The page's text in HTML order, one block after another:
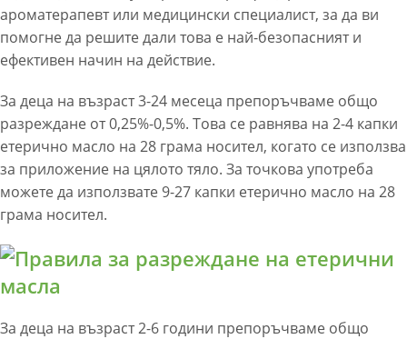
ароматерапевт или медицински специалист, за да ви
помогне да решите дали това е най-безопасният и
ефективен начин на действие.
За деца на възраст 3-24 месеца препоръчваме общо
разреждане от 0,25%-0,5%. Това се равнява на 2-4 капки
етерично масло на 28 грама носител, когато се използва
за приложение на цялото тяло. За точкова употреба
можете да използвате 9-27 капки етерично масло на 28
грама носител.
За деца на възраст 2-6 години препоръчваме общо